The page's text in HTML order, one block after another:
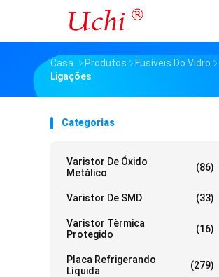
Casa Produtos Fusíveis Do Vidro
Ligações
Categorias
Varistor De Óxido
Metálico
(86)
Varistor De SMD (33)
Varistor Tèrmica
Protegido
(16)
Placa Refrigerando
Líquida
(279)